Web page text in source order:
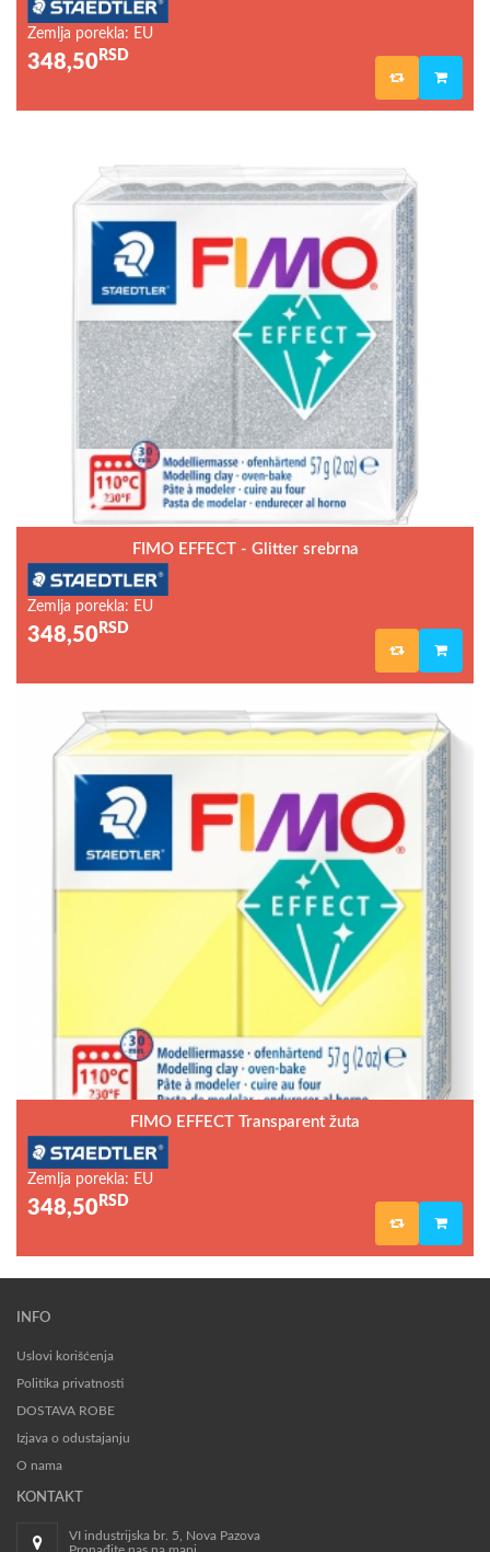
Zemlja porekla: EU
348,50 RSD
FIMO EFFECT - Glitter srebrna
Zemlja porekla: EU
348,50 RSD
FIMO EFFECT Transparent žuta
Zemlja porekla: EU
348,50 RSD
INFO
Uslovi korišćenja
Politika privatnosti
DOSTAVA ROBE
Izjava o odustajanju
O nama
KONTAKT
VI industrijska br. 5, Nova Pazova